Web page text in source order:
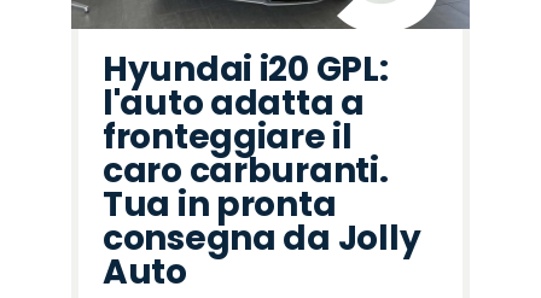
Hyundai i20 GPL:
l'auto adatta a
fronteggiare il
caro carburanti.
Tua in pronta
consegna da Jolly
Auto